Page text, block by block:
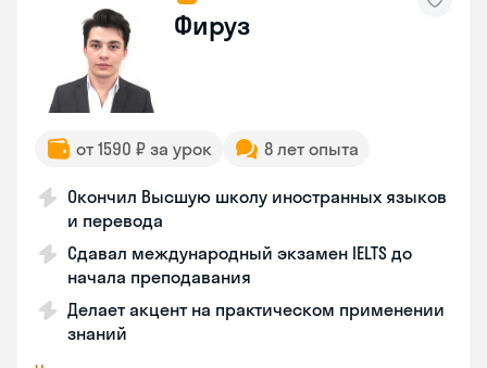
Фируз
от 1590 ₽ за урок 8 лет опыта
Окончил Высшую школу иностранных языков
и перевода
Сдавал международный экзамен IELTS до
начала преподавания
Делает акцент на практическом применении
знаний